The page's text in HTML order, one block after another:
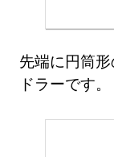
先端に円筒
ドラーです。